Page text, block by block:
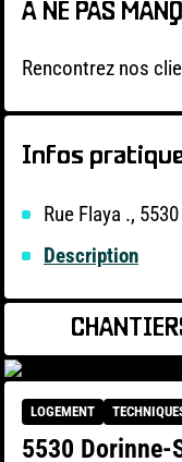
À NE PAS
Rencontrez nos
Infos
Rue Flaya .,
Description
LOGEMENT
5530 Dorinne-